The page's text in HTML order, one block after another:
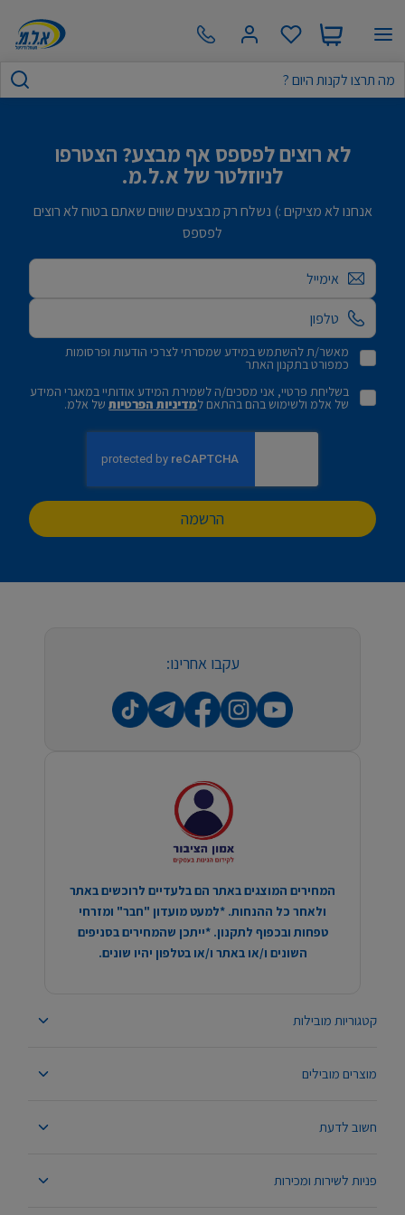
לא רוצים לפספס אף מבצע? הצטרפו
לניוזלטר של א.ל.מ.
אנחנו לא מציקים :) נשלח רק מבצעים שווים שאתם בטוח לא רוצים
לפספס
אימייל
מאשר/ת להשתמש במידע שמסרתי לצרכי הודעות ופרסומות
כמפורט בתקנון האתר
בשליחת פרטיי, אני מסכים/ה לשמירת המידע אודותיי במאגרי המידע
של אלמ ולשימוש בהם בהתאם למדיניות הפרטיותשל אלמ.
הרשמה
קטגוריות מובילות
מוצרים מובילים
חשוב לדעת
פניות לשירות ומכירות
עקבו אחרינו:
המחירים המוצגים באתר הם בלעדיים לרוכשים באתר
ולאחר כל ההנחות. *למעט מועדון "חבר" ומזרחי
טפחות ובכפוף לתקנון. *ייתכן שהמחירים בסניפים
השונים ו/או באתר ו/או בטלפון יהיו שונים.